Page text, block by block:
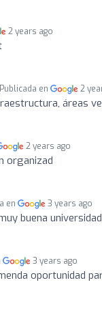
2 years ago
Publicada en 2
áreas
2 years ago
organizad
en 3 years ago
buena
3 years ago
oportunidad